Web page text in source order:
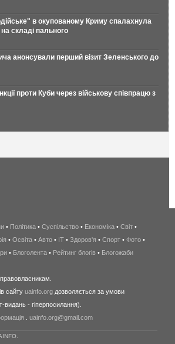
в окупованому Криму спалахнула
складі пального
анонсували перший візит Зеленського до
проти Куби через військову співпрацю з
беспроводной
интернет
киев
wimax
в
• Політика • Суспільство • Економіка • Світ •
• Освіта • Авто • IT • Здоров'я • Спорт • Фото •
• Блоголента • Рейтинг блогів • Блогожаби
сайту uainfo.org дозволяється за умови
видань - гіперпосилання).
uainfo.org@gmail.com